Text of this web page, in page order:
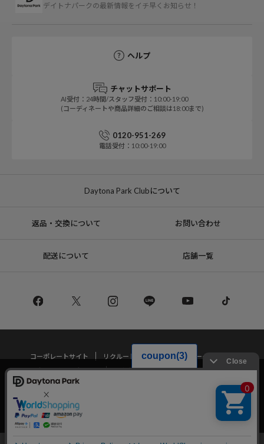
デイトナパークの最新情報をイチ早くお知らせ！
ヘルプ
チャットサポート
AI受付：24時間/スタッフ受付：10:00-19:00
(コーディネートや商品詳細のご相談は18:00まで)
0120-951-269
電話受付：10:00-19:00
Daytona Park Clubについて
返品・交換について お問い合わせ
配送について 店舗一覧
コーポレートサイト リクルート
サステナブルマークについて
プライバシーポリシー
特定商取引法・古物営業法に基づく表記
Copyright © DAYTONA INTERNATIONAL Co.,Ltd All Rights Reserved.
当サイトでは利用体験の向上およびコンテンツの最適な提供、トラフィック
の分析を目的としてCookieを使用しています。
サイトの閲覧を継続された場合、Cookieの利用に同意したことものといたし
ます。
詳細についてはプライバシーポリシー